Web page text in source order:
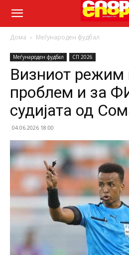
Дома Меѓународен фудбал
Меѓународен фудбал СП 2026
Визниот
проблем и за
судијата од
04.06.2026 18:00